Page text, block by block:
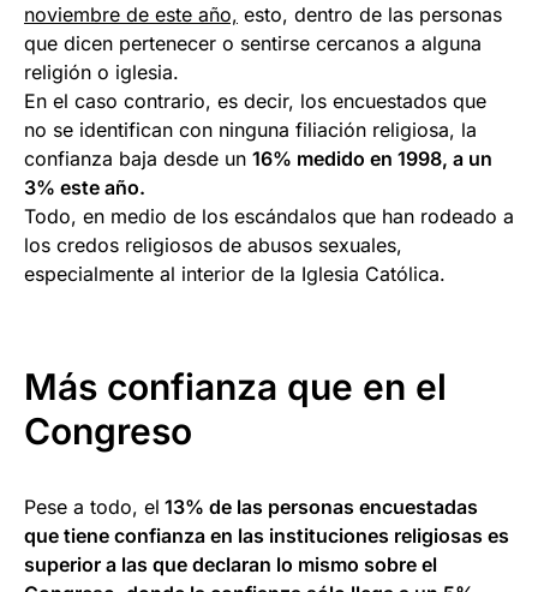
noviembre de este año, esto, dentro de las personas
que dicen pertenecer o sentirse cercanos a alguna
religión o iglesia.
En el caso contrario, es decir, los encuestados que
no se identifican con ninguna filiación religiosa, la
confianza baja desde un 16% medido en 1998, a un
3% este año.
Todo, en medio de los escándalos que han rodeado a
los credos religiosos de abusos sexuales,
especialmente al interior de la Iglesia Católica.
Más confianza que en el
Congreso
Pese a todo, el 13% de las personas encuestadas
que tiene confianza en las instituciones religiosas es
superior a las que declaran lo mismo sobre el